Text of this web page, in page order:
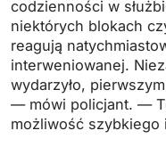
codzienności w
niektórych blokach
reagują
interweniowanej.
wydarzyło,
— mówi policjant. —
możliwość szybkiego